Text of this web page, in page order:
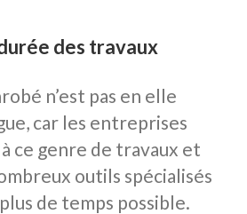
des travaux
n’est pas en elle
car les entreprises
ce genre de travaux et
outils spécialisés
de temps possible.